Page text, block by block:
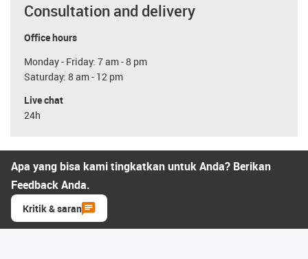
Consultation and delivery
Office hours
Monday - Friday: 7 am - 8 pm
Saturday: 8 am - 12 pm
Live chat
24h
Apa yang bisa kami tingkatkan untuk Anda? Berikan
Feedback Anda.
Kritik & saran